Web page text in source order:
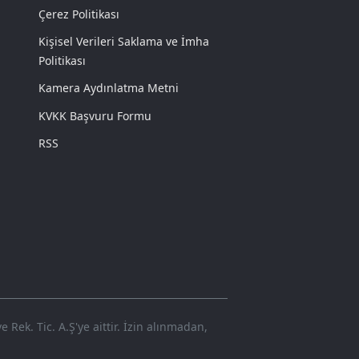
Çerez Politikası
Kişisel Verileri Saklama ve İmha
Politikası
Kamera Aydınlatma Metni
KVKK Başvuru Formu
RSS
Tic. A.Ş'ye aittir. İzin alınmadan,